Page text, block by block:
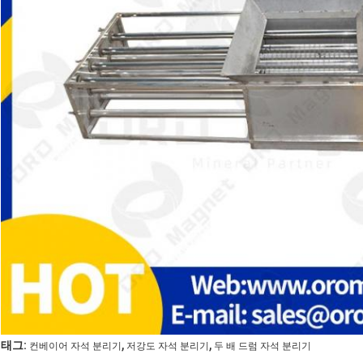
태그: 컨베이어 자석 분리기 , 저강도 자석 분리기 , 두 배 드럼 자석 분리기